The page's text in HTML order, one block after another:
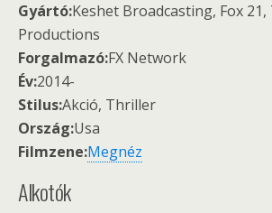
Gyártó:Keshet Broadcasting, Fox
Productions
Forgalmazó:FX Network
Év:2014-
Stilus:Akció, Thriller
Ország:Usa
Filmzene:Megnéz
Alkotók